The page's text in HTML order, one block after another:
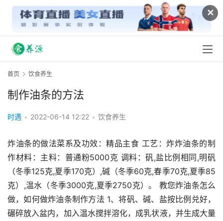
✕
首页 饮食养生
制作油条的方法
时遇 • 2022-06-14 12:22 • 饮食养生
炸油条的做法菜系及功效：精品主食 工艺：炸炸油条的制
作材料：主料：普通粉5000克 调料：矾,盐比例相同,明矾
（冬季125克,夏季170克）,碱（冬季60克,春季70克,夏季85
克）,温水（冬季3000克,夏季2750克）。 教您炸油条怎么
做，如何做炸油条制作方法 1、将矾、碱、盐按比例兑好，
碾碎放入盆内，加入温水搅拌溶化，成乳状液，并生成大量